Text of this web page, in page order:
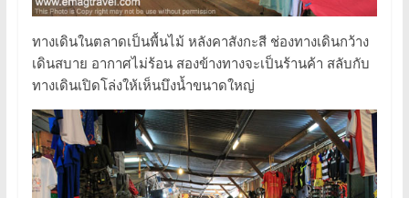
ทางเดินในตลาดเป็นพื้นไม้ หลังคาสังกะสี ช่องทางเดินกว้าง
เดินสบาย อากาศไม่ร้อน สองข้างทางจะเป็นร้านค้า สลับกับ
ทางเดินเปิดโล่งให้เห็นบึงน้ำขนาดใหญ่